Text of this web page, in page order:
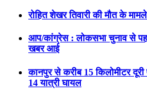
रोहित शेखर तिवारी की मौत के
आप/कांग्रेस : लोकसभा चुनाव से
खबर आई
कानपुर से करीब 15 किलोमीटर दूरी
14 यात्री घायल